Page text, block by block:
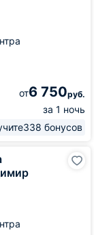
от6 750руб.
за 1 ночь
338 бонусов